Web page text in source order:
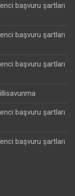
başvuru şartları
başvuru şartları
başvuru şartları
başvuru şartları
başvuru şartları